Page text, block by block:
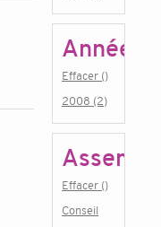
Année
Effacer ()
2008 (2)
Effacer ()
Conseil